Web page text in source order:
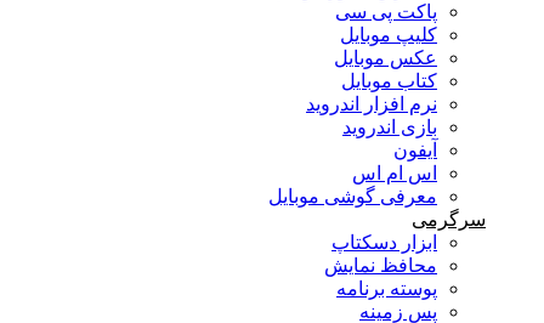
پاکت پی سی
کلیپ موبایل
عکس موبایل
کتاب موبایل
نرم افزار اندروید
بازی اندروید
آیفون
اس ام اس
معرفی گوشی موبایل
سرگرمی
ابزار دسکتاپ
محافظ نمایش
پوسته برنامه
پس زمینه